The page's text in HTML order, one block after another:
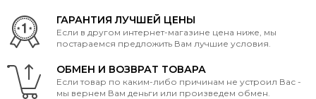
ГАРАНТИЯ ЛУЧШЕЙ ЦЕНЫ
Если в другом интернет-магазине цена ниже, мы
постараемся предложить Вам лучшие условия.
ОБМЕН И ВОЗВРАТ ТОВАРА
Если товар по каким-либо причинам не устроил Вас -
мы вернем Вам деньги или произведем обмен.